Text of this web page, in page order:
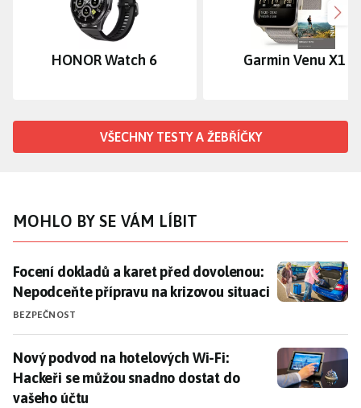
HONOR Watch 6 Garmin Venu X1
VŠECHNY TESTY A ŽEBŘÍČKY
MOHLO BY SE VÁM LÍBIT
Focení dokladů a karet před dovolenou:
Focení dokladů a karet před dovolenou:
Nepodceňte přípravu na krizovou situaci
BEZPEČNOST
Nový podvod na hotelových Wi-Fi: Hackeři se můžou
Nový podvod na hotelových Wi-Fi:
Hackeři se můžou snadno dostat do
vašeho účtu